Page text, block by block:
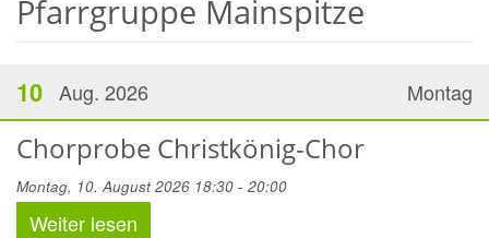
Pfarrgruppe Mainspitze
Montag
10 Aug. 2026
Chorprobe Christkönig-Chor
Montag, 10. August 2026 18:30 - 20:00
Weiter lesen